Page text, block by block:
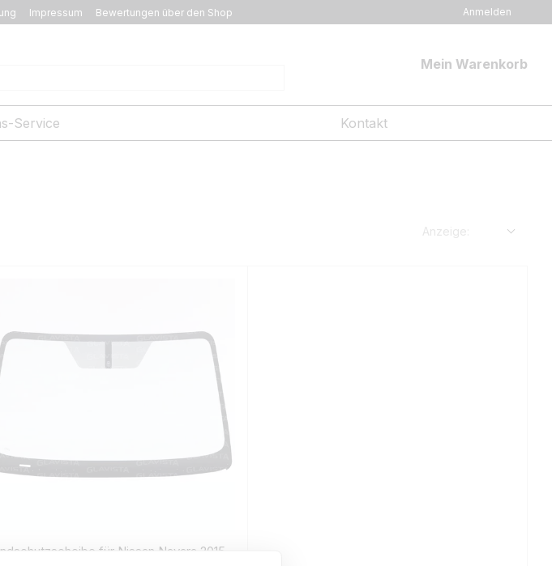
Impressum Bewertungen über den Shop Anmelden
Mein Warenkorb
Service Kontakt
Anzeige:
für Nissan Navara 2015-